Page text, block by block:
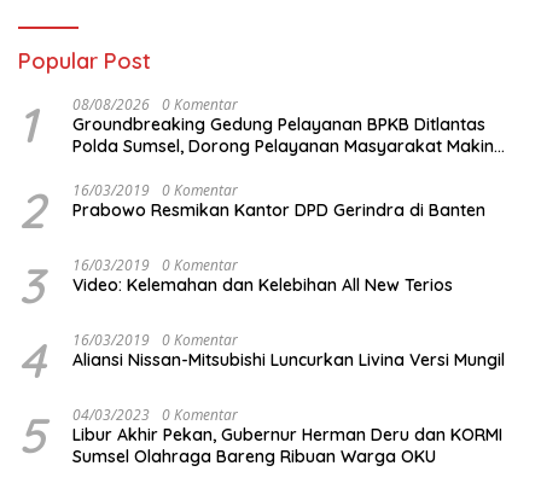
Popular Post
1 08/08/2026 0 Komentar
Groundbreaking Gedung Pelayanan BPKB Ditlantas
Polda Sumsel, Dorong Pelayanan Masyarakat Makin
2 16/03/2019 0 Komentar
Prabowo Resmikan Kantor DPD Gerindra di Banten
3 16/03/2019 0 Komentar
Video: Kelemahan dan Kelebihan All New Terios
4 16/03/2019 0 Komentar
Aliansi Nissan-Mitsubishi Luncurkan Livina Versi Mungil
5 04/03/2023 0 Komentar
Libur Akhir Pekan, Gubernur Herman Deru dan KORMI
Sumsel Olahraga Bareng Ribuan Warga OKU